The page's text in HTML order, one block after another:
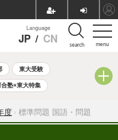
menu
Language
JP / CN search
東大受験
合塾×東大特集
・相談会
度 標準問題 国語・問題